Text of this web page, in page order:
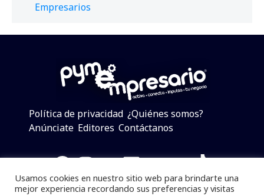
Empresarios
Política de privacidad ¿Quiénes somos?
Anúnciate Editores Contáctanos
Facebook
Instagram
Twitter
LinkedIn
Telegram
YouTube
TikTok
Usamos cookies en nuestro sitio web para brindarte una
mejor experiencia recordando sus preferencias y visitas